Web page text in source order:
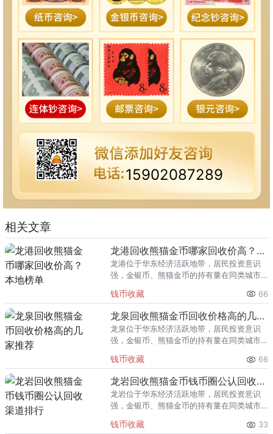
15902087289
相关文章
龙港回收熊猫金币哪家回收价高？本地榜单
龙港位于华东经济活跃地带，居民投资意识
强，金银币、熊猫金币的持有量在同类城市
熊猫金币的需求就明显升温，但鱼龙混杂的
回收渠道里，能精准识别版别溢
钱币收藏 66
龙泉回收熊猫金币回收价格高的几家推荐
龙泉位于华东经济活跃地带，居民投资意识
强，金银币、熊猫金币的持有量在同类城市
熊猫金币的需求就明显升温，但鱼龙混杂的
回收渠道里，能精准识别版别溢
钱币收藏 66
龙岩回收熊猫金币钱币圈公认回收渠道排行
龙岩位于华东经济活跃地带，居民投资意识
强，金银币、熊猫金币的持有量在同类城市
熊猫金币的需求就明显升温，但鱼龙混杂的
钱币收藏 33